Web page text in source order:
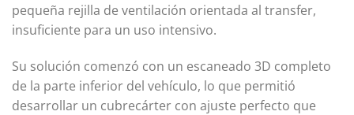
pequeña rejilla de ventilación orientada al transfer,
insuficiente para un uso intensivo.
Su solución comenzó con un escaneado 3D completo
de la parte inferior del vehículo, lo que permitió
desarrollar un cubrecárter con ajuste perfecto que